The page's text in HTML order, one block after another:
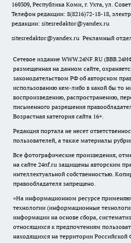
169309, Республика Коми, г. Ухта, ул.
Телефон редакции: 8(8216)72-18-18,
редакции: sitesredaktor@yandex.ru
sitesredaktor@yandex.ru Рекламный
Сетевое издание WWW.24NF.RU
размещенная на данном сайте,
законодательством РФ об авторском
использованию кем-либо в какой бы то
воспроизведению, распространению,
письменного разрешения
Возрастная категория сайта 16+.
Редакция портала не несет
пользователей, а также материалы
Все фотографические произведения,
на сайте 24nf.ru защищены авторским
интеллектуальной собственностью.
правообладателя запрещено.
«На информационном ресурсе
технологии (информационные
информации на основе сбора,
относящихся к предпочтениям
находящихся на территории Российской